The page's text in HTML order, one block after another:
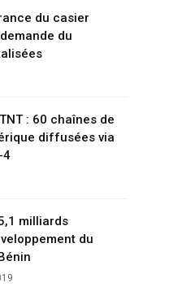
du casier
du
: 60 chaînes de
diffusées via
4
milliards
du